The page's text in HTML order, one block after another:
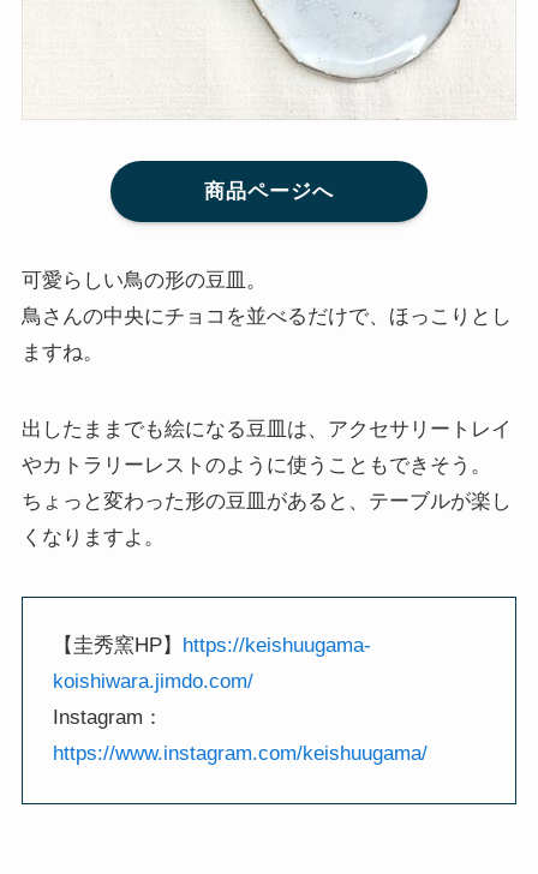
商品ページへ
可愛らしい鳥の形の豆皿。
鳥さんの中央にチョコを並べるだけで、ほっこりとし
ますね。
出したままでも絵になる豆皿は、アクセサリートレイ
やカトラリーレストのように使うこともできそう。
ちょっと変わった形の豆皿があると、テーブルが楽し
くなりますよ。
【圭秀窯HP】 https://keishuugama-
koishiwara.jimdo.com/
Instagram：
https://www.instagram.com/keishuugama/